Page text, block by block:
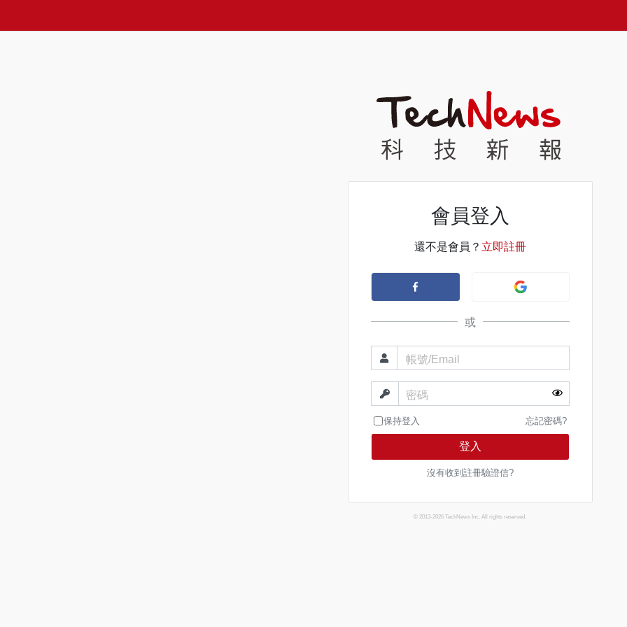
會員登入
還不是會員？ 立即註冊
或
帳號/Email
密碼
保持登入 忘記密碼?
登入
沒有收到註冊驗證信?
© 2013-2026 TechNews Inc. All rights reserved.